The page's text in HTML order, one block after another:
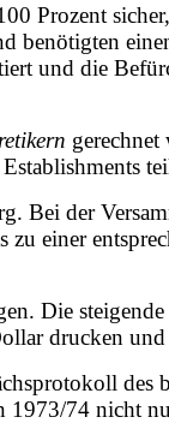
Prozent
benötigten
und die
Bei der
einer
Die
drucken
des
1973/74 nicht